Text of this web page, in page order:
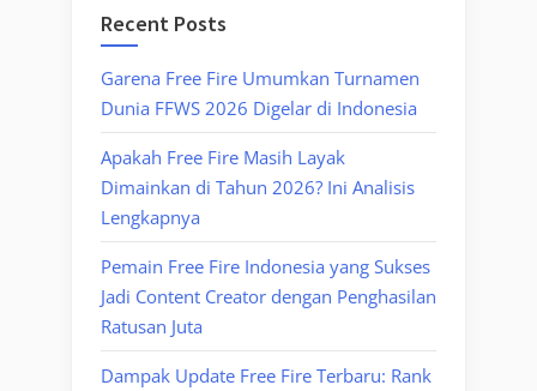
Recent Posts
Garena Free Fire Umumkan Turnamen
Dunia FFWS 2026 Digelar di Indonesia
Apakah Free Fire Masih Layak
Dimainkan di Tahun 2026? Ini Analisis
Lengkapnya
Pemain Free Fire Indonesia yang Sukses
Jadi Content Creator dengan Penghasilan
Ratusan Juta
Dampak Update Free Fire Terbaru: Rank